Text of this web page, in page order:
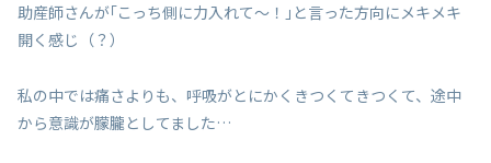
助産師さんが｢こっち側に力入れて〜！｣と言った方向にメキメキ
開く感じ（？）
私の中では痛さよりも、呼吸がとにかくきつくてきつくて、途中
から意識が朦朧としてました…